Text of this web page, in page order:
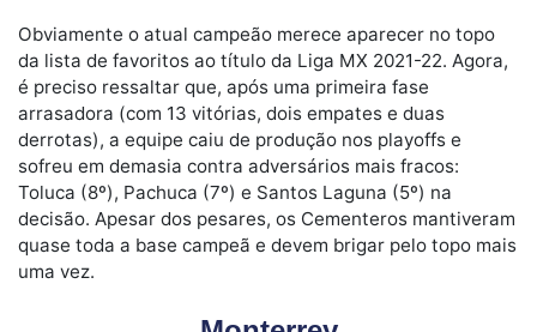
Obviamente o atual campeão merece aparecer no topo
da lista de favoritos ao título da Liga MX 2021-22. Agora,
é preciso ressaltar que, após uma primeira fase
arrasadora (com 13 vitórias, dois empates e duas
derrotas), a equipe caiu de produção nos playoffs e
sofreu em demasia contra adversários mais fracos:
Toluca (8º), Pachuca (7º) e Santos Laguna (5º) na
decisão. Apesar dos pesares, os Cementeros mantiveram
quase toda a base campeã e devem brigar pelo topo mais
uma vez.